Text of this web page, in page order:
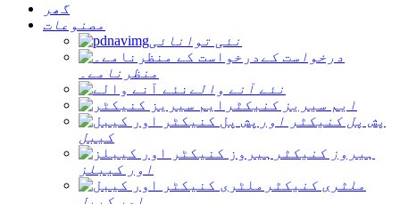
گھر
مصنوعات
نئی توانائی
درخواست کے
منظرنامے۔
نئے آنے والے
ایم سیریز کنیکٹر
پش پل کنیکٹر اور
کیبل
ہیروز کنیکٹر
اور کیبلز
ملٹری کنیکٹر
اور کیبل